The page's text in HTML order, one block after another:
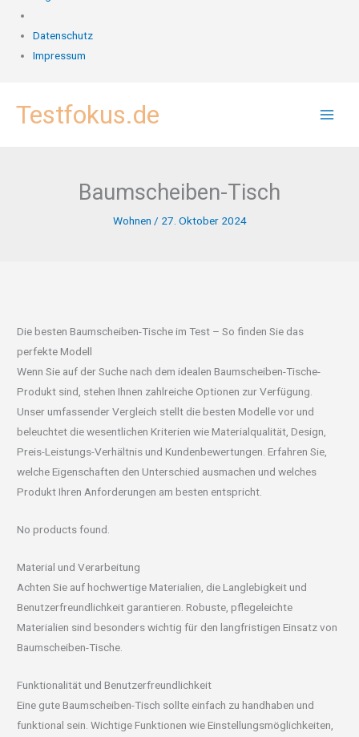
Datenschutz
Impressum
InhaltTestfokus.de
Baumscheiben-Tisch
Wohnen / 27. Oktober 2024
Die besten Baumscheiben-Tische im Test – So finden Sie das
perfekte Modell
Wenn Sie auf der Suche nach dem idealen Baumscheiben-Tische-
Produkt sind, stehen Ihnen zahlreiche Optionen zur Verfügung.
Unser umfassender Vergleich stellt die besten Modelle vor und
beleuchtet die wesentlichen Kriterien wie Materialqualität, Design,
Preis-Leistungs-Verhältnis und Kundenbewertungen. Erfahren Sie,
welche Eigenschaften den Unterschied ausmachen und welches
Produkt Ihren Anforderungen am besten entspricht.
No products found.
Material und Verarbeitung
Achten Sie auf hochwertige Materialien, die Langlebigkeit und
Benutzerfreundlichkeit garantieren. Robuste, pflegeleichte
Materialien sind besonders wichtig für den langfristigen Einsatz von
Baumscheiben-Tische.
Funktionalität und Benutzerfreundlichkeit
Eine gute Baumscheiben-Tisch sollte einfach zu handhaben und
funktional sein. Wichtige Funktionen wie Einstellungsmöglichkeiten,